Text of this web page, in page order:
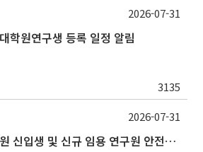
학원연구생 등록 일정 알림
3135
2026-07-31
2026년 2학기 대학원 신입생 및 신규 임용 연구원 안전환경교육(신규교육) 실시 안내
2026-07-31